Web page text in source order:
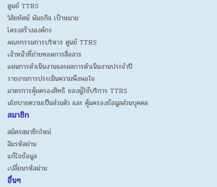
ศูนย์ TTRS
วิสัยทัศน์ พันธกิจ เป้าหมาย
โครงสร้างองค์กร
คณะกรรมการบริหาร ศูนย์ TTRS
เจ้าหน้าที่ถ่ายทอดการสื่อสาร
แผนการดำเนินงานและผลการดำเนินงานประจำปี
รายงานการประเมินความพึงพอใจ
มาตรการคุ้มครองสิทธิ ของผู้ใช้บริการ TTRS
นโยบายความเป็นส่วนตัว และ คุ้มครองข้อมูลส่วนบุคคล
สมาชิก
สมัครสมาชิกใหม่
ลืมรหัสผ่าน
แก้ไขข้อมูล
เปลี่ยนรหัสผ่าน
อื่นๆ